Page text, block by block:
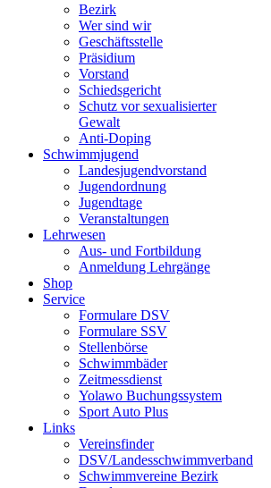
Bezirk
Wer sind wir
Geschäftsstelle
Präsidium
Vorstand
Schiedsgericht
Schutz vor sexualisierter
Gewalt
Anti-Doping
Schwimmjugend
Landesjugendvorstand
Jugendordnung
Jugendtage
Veranstaltungen
Lehrwesen
Aus- und Fortbildung
Anmeldung Lehrgänge
Shop
Service
Formulare DSV
Formulare SSV
Stellenbörse
Schwimmbäder
Zeitmessdienst
Yolawo Buchungssystem
Sport Auto Plus
Links
Vereinsfinder
DSV/Landesschwimmverband
Schwimmvereine Bezirk